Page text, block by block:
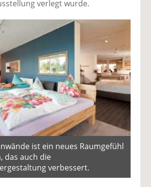
verlegt wurde.
ist ein neues Raumgefühl
das auch die
verbessert.